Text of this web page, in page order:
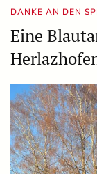
DANKE AN DEN
Eine